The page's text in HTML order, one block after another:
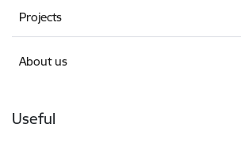
Projects
About us
Useful